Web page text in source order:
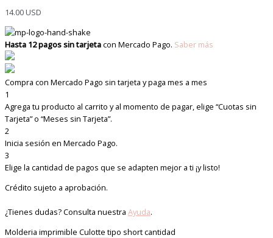
14.00 USD
Hasta 12 pagos sin tarjetacon Mercado Pago. Saber más
Compra con Mercado Pago sin tarjeta y paga mes a mes
1
Agrega tu producto al carrito y al momento de pagar, elige “Cuotas sin
Tarjeta” o “Meses sin Tarjeta”.
2
Inicia sesión en Mercado Pago.
3
Elige la cantidad de pagos que se adapten mejor a ti ¡y listo!
Crédito sujeto a aprobación.
¿Tienes dudas? Consulta nuestra Ayuda.
Molderia imprimible Culotte tipo short cantidad